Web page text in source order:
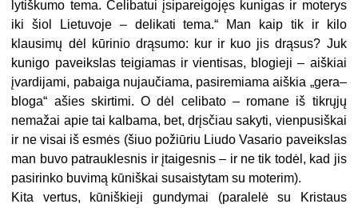
lytiškumo tema. Celibatui įsipareigojęs kunigas ir moterys
iki šiol Lietuvoje – delikati tema.“ Man kaip tik ir kilo
klausimų dėl kūrinio drąsumo: kur ir kuo jis drąsus? Juk
kunigo paveikslas teigiamas ir vientisas, blogieji – aiškiai
įvardijami, pabaiga nujaučiama, pasiremiama aiškia „gera–
bloga“ ašies skirtimi. O dėl celibato – romane iš tikrųjų
nemažai apie tai kalbama, bet, drįsčiau sakyti, vienpusiškai
ir ne visai iš esmės (šiuo požiūriu Liudo Vasario paveikslas
man buvo patrauklesnis ir įtaigesnis – ir ne tik todėl, kad jis
pasirinko buvimą kūniškai susaistytam su moterim).
Kita vertus, kūniškieji gundymai (paralelė su Kristaus